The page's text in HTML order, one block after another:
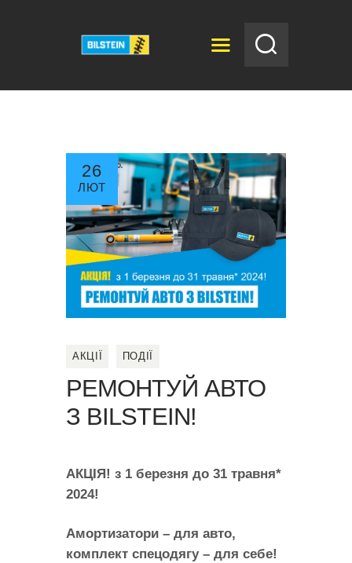
Bilstein
НОВИНИ
КАТАЛОГ
ДИСТРИБ’ЮТОРИ
АВТОСЕРВІС
ВІДЕО
26
ЛЮТ
АКЦІЇ ПОДІЇ
РЕМОНТУЙ АВТО
З BILSTEIN!
АКЦІЯ! з 1 березня до 31 травня*
2024!
Амортизатори – для авто,
комплект спецодягу – для себе!